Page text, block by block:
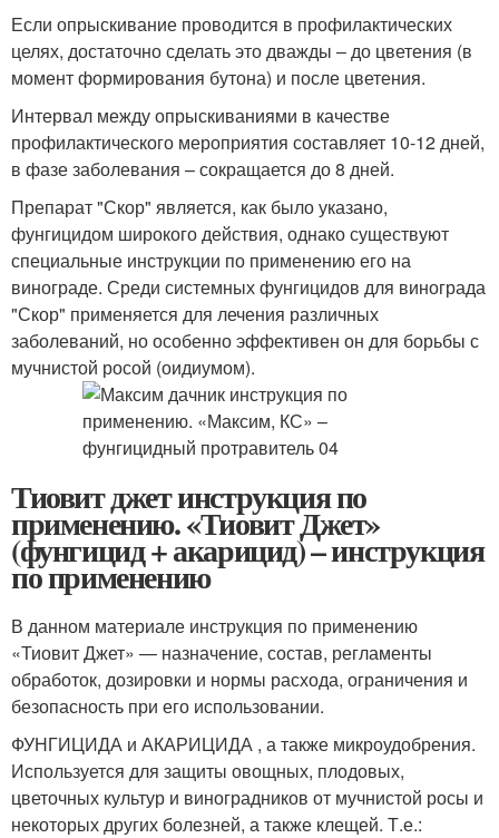
Если опрыскивание проводится в профилактических
целях, достаточно сделать это дважды – до цветения (в
момент формирования бутона) и после цветения.
Интервал между опрыскиваниями в качестве
профилактического мероприятия составляет 10-12 дней,
в фазе заболевания – сокращается до 8 дней.
Препарат "Скор" является, как было указано,
фунгицидом широкого действия, однако существуют
специальные инструкции по применению его на
винограде. Среди системных фунгицидов для винограда
"Скор" применяется для лечения различных
заболеваний, но особенно эффективен он для борьбы с
мучнистой росой (оидиумом).
Тиовит джет инструкция по
применению. «Тиовит Джет»
(фунгицид + акарицид) – инструкция
по применению
В данном материале инструкция по применению
«Тиовит Джет» — назначение, состав, регламенты
обработок, дозировки и нормы расхода, ограничения и
безопасность при его использовании.
ФУНГИЦИДА и АКАРИЦИДА , а также микроудобрения.
Используется для защиты овощных, плодовых,
цветочных культур и виноградников от мучнистой росы и
некоторых других болезней, а также клещей. Т.е.: